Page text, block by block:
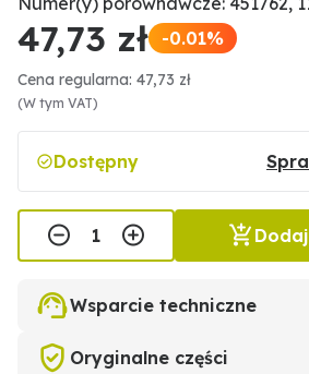
47,73 zł -0.01%
Cena regularna: 47,73 zł
(W tym VAT)
Dostępny
Wsparcie techniczne
Oryginalne części